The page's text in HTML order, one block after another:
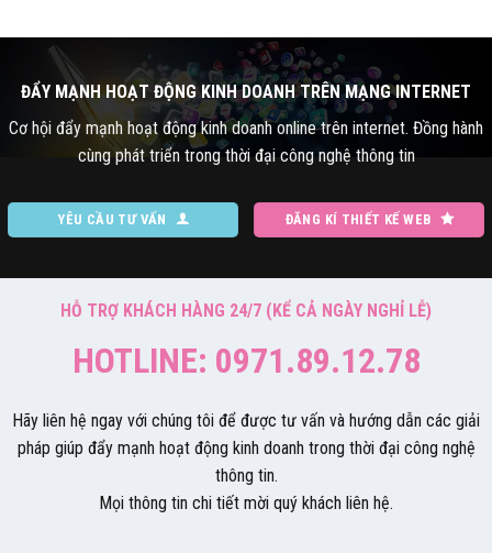
ĐẨY MẠNH HOẠT ĐỘNG KINH DOANH TRÊN MẠNG INTERNET
Cơ hội đẩy mạnh hoạt động kinh doanh online trên internet. Đồng hành
cùng phát triển trong thời đại công nghệ thông tin
YÊU CẦU TƯ VẤN ĐĂNG KÍ THIẾT KẾ WEB
HỖ TRỢ KHÁCH HÀNG 24/7 (KỂ CẢ NGÀY NGHỈ LỄ)
HOTLINE: 0971.89.12.78
Hãy liên hệ ngay với chúng tôi để được tư vấn và hướng dẫn các giải
pháp giúp đẩy mạnh hoạt động kinh doanh trong thời đại công nghệ
thông tin.
Mọi thông tin chi tiết mời quý khách liên hệ.